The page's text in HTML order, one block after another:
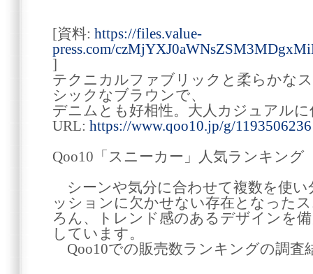
[資料: https://files.value-
press.com/
]
テクニカルファブリックと柔らかな
シックなブラウンで、
デニムとも好相性。大人カジュアル
URL: https://www.qoo10.jp/g/1193506236
Qoo10「スニーカー」人気ランキング
シーンや気分に合わせて複数を使い
ッションに欠かせない存在となった
ろん、トレンド感のあるデザインを
しています。
Qoo10での販売数ランキングの調査